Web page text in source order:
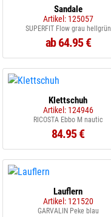
Sandale
Artikel: 125057
SUPERFIT Flow grau hellgrün
ab 64.95 €
Klettschuh
Artikel: 124946
RICOSTA Ebbo M nautic
84.95 €
Lauflern
Artikel: 121520
GARVALIN Peke blau